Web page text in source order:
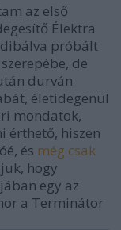
az első
Élektra
próbált
de
durván
életidegenül
mondatok,
érthető, hiszen
és még csak
hogy
egy az
a Terminátor